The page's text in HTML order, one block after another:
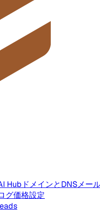
Hub ドメインとDNSメー
グ価格設定